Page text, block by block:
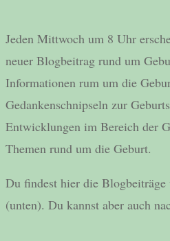
Jeden Mittwoch um 8 Uhr
neuer Blogbeitrag rund um
Informationen rum um die
Gedankenschnipseln zur
Entwicklungen im Bereich der
Themen rund um die Geburt.
Du findest hier die Blogbeiträge
(unten). Du kannst aber auch